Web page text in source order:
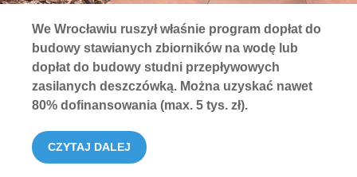
We Wrocławiu ruszył właśnie program dopłat do
budowy stawianych zbiorników na wodę lub
dopłat do budowy studni przepływowych
zasilanych deszczówką. Można uzyskać nawet
80% dofinansowania (max. 5 tys. zł).
CZYTAJ DALEJ